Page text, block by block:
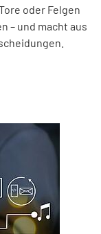
oder Felgen
– und macht aus